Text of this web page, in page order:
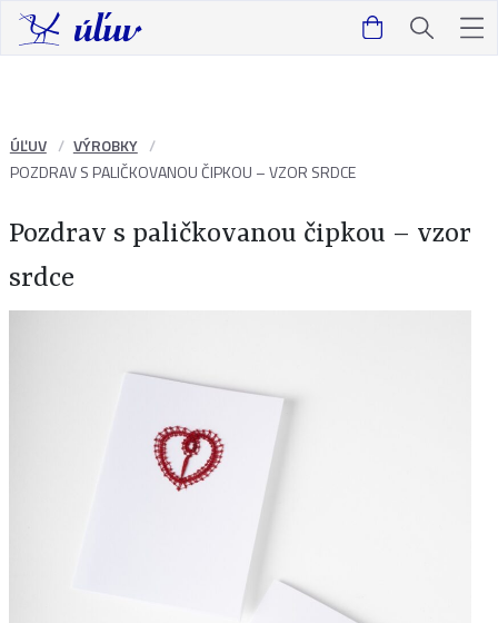
ÚĽUV
VÝROBKY
POZDRAV S PALIČKOVANOU ČIPKOU – VZOR SRDCE
Pozdrav s paličkovanou čipkou – vzor
srdce